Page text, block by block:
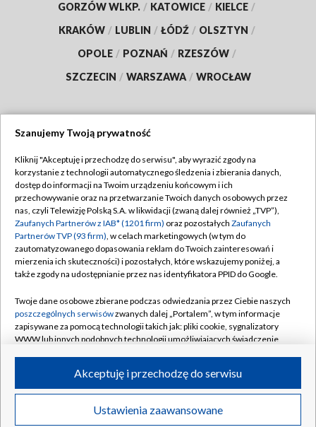
GORZÓW WLKP. / KATOWICE / KIELCE /
KRAKÓW / LUBLIN / ŁÓDŹ / OLSZTYN /
OPOLE / POZNAŃ / RZESZÓW /
SZCZECIN / WARSZAWA / WROCŁAW
TVP
Abonament TVP
Emisja w TVP
Centrum informacji TVP
Naziemna Telewizja Cyfrowa
Rada Programowa
System NOS
Informacje o nadawcy
Program dla prasy
Regulamin TVP
Polityka prywatności
Moje zgody
Pomoc
Kontakt
Kanały
©2026 Telewizja Polska S.A. w likwidacji
Szanujemy Twoją prywatność
Kliknij "Akceptuję i przechodzę do serwisu", aby wyrazić zgody na
korzystanie z technologii automatycznego śledzenia i zbierania danych,
dostęp do informacji na Twoim urządzeniu końcowym i ich
przechowywanie oraz na przetwarzanie Twoich danych osobowych przez
nas, czyli Telewizję Polską S.A. w likwidacji (zwaną dalej również „TVP”),
Zaufanych Partnerów z IAB* (1201 firm) oraz pozostałych Zaufanych
Partnerów TVP (93 firm), w celach marketingowych (w tym do
zautomatyzowanego dopasowania reklam do Twoich zainteresowań i
mierzenia ich skuteczności) i pozostałych, które wskazujemy poniżej, a
także zgody na udostępnianie przez nas identyfikatora PPID do Google.
Twoje dane osobowe zbierane podczas odwiedzania przez Ciebie naszych
poszczególnych serwisówzwanych dalej „Portalem”, w tym informacje
zapisywane za pomocą technologii takich jak: pliki cookie, sygnalizatory
WWW lub innych podobnych technologii umożliwiających świadczenie
ruchu w Internecie.
Twoje dane osobowe zbierane podczas odwiedzania przez Ciebie
poszczególnych serwisówna Portalu, takie jak adresy IP, identyfikatory
Ustawienia zaawansowane
Akceptuję i przechodzę do serwisu